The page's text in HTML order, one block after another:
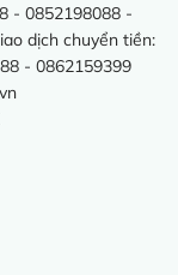
- 0852198088 -
dịch chuyển tiền:
- 0862159399